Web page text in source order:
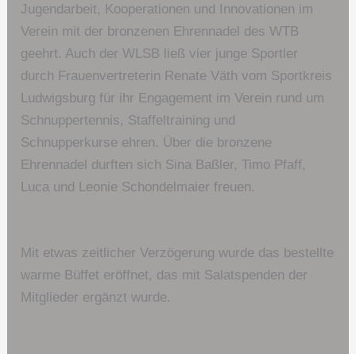
Jugendarbeit, Kooperationen und Innovationen im
Verein mit der bronzenen Ehrennadel des WTB
geehrt. Auch der WLSB ließ vier junge Sportler
durch Frauenvertreterin Renate Väth vom Sportkreis
Ludwigsburg für ihr Engagement im Verein rund um
Schnuppertennis, Staffeltraining und
Schnupperkurse ehren. Über die bronzene
Ehrennadel durften sich Sina Baßler, Timo Pfaff,
Luca und Leonie Schondelmaier freuen.
Mit etwas zeitlicher Verzögerung wurde das bestellte
warme Büffet eröffnet, das mit Salatspenden der
Mitglieder ergänzt wurde.